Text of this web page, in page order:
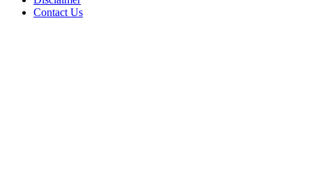
Contact Us